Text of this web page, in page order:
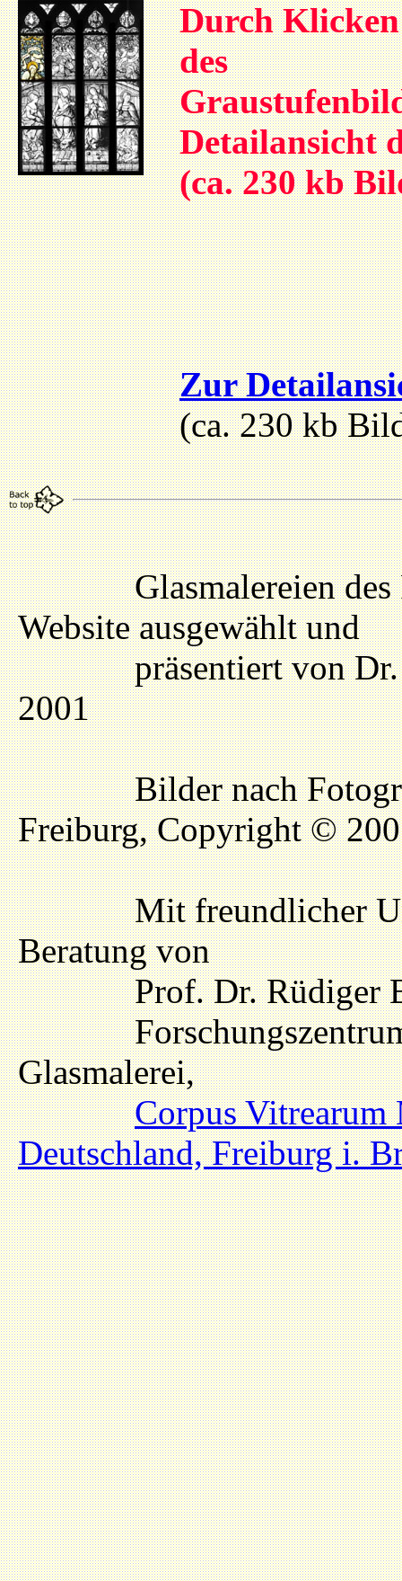
Durch
des
Detailansicht
(ca. 230 kb
Zur
(ca. 230 kb
Glasmalereien des
Website ausgewählt und
präsentiert von Dr.
2001
Bilder nach
Freiburg, Copyright ©
Mit freundlicher
Beratung von
Prof. Dr. Rüdiger
Forschungszentrum
Glasmalerei,
Corpus
Deutschland, Freiburg i.